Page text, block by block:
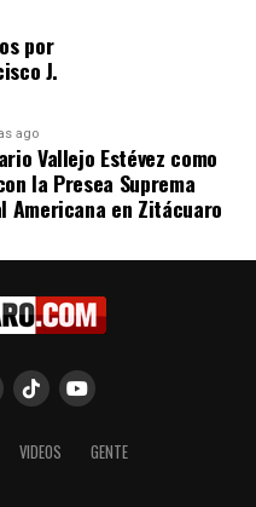
por
J.
ago
Vallejo Estévez como
la Presea Suprema
Americana en Zitácuaro
VIDEOS GENTE